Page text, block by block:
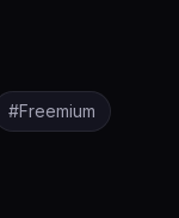
#Freemium